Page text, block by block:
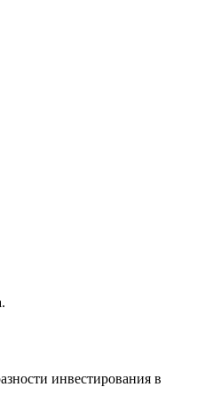
инвестирования в